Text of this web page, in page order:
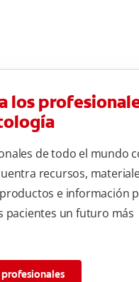
Cepille la superficie
en la parte superior e
para quitar el mal olor
los
de todo el mundo
recursos,
e información
pacientes un futuro más